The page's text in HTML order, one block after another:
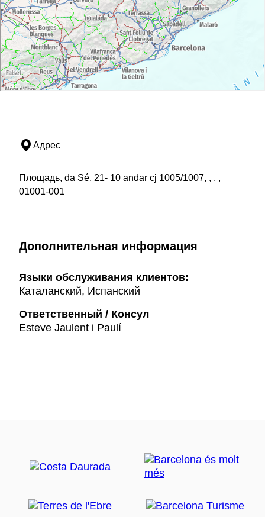
Адрес
Площадь, da Sé, 21- 10 andar cj 1005/1007, , , ,
01001-001
Дополнительная информация
Языки обслуживания клиентов:
Каталанский, Испанский
Ответственный / Консул
Esteve Jaulent i Paulí